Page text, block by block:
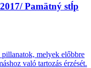
Pamätný stĺp
melyek előbbre
való tartozás érzését.